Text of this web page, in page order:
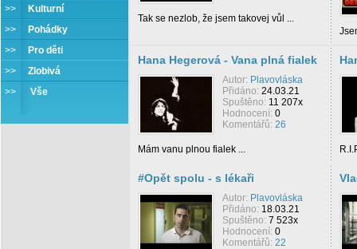
>>
Kulturní
>>
Pohádky
>>
Pro děti
>> Zlobivá
>>
Vše
Tak se nezlob, že jsem takovej vůl ...
Hana Hegerová - Vana plná fialek
Autor: Plavovláska
Přidáno: 24.03.21
Spuštěno: 11 207x
Hodnocení: 0
Komentářů: 26
Mám vanu plnou fialek ...
#Opět spolu - s lékaři
Autor: Plavovláska
Přidáno: 18.03.21
Spuštěno: 7 523x
Hodnocení: 0
Komentářů: 22